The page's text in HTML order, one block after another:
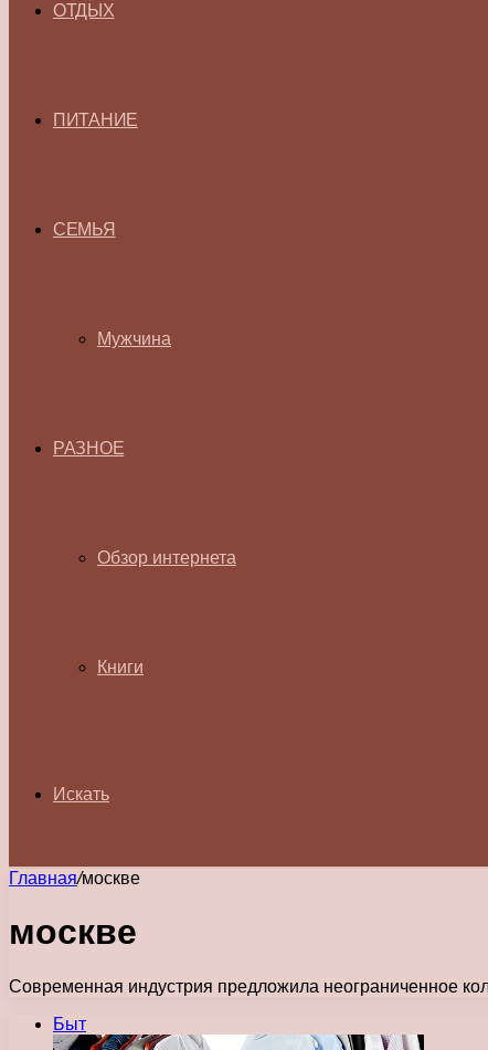
ОТДЫХ
ПИТАНИЕ
СЕМЬЯ
Мужчина
РАЗНОЕ
Обзор интернета
Книги
Искать
Главная/москве
москве
Современная индустрия предложила неограниченное
Быт